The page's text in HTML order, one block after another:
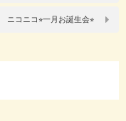
ニコニコ⭐︎一月お誕生会⭐︎